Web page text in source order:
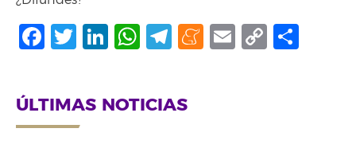
Facebook
Twitter
LinkedIn
WhatsApp
Telegram
Meneame
Email
Copy
ÚLTIMAS NOTICIAS